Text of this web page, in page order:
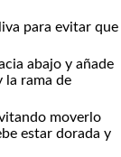
para evitar que
abajo y añade
la rama de
moverlo
estar dorada y